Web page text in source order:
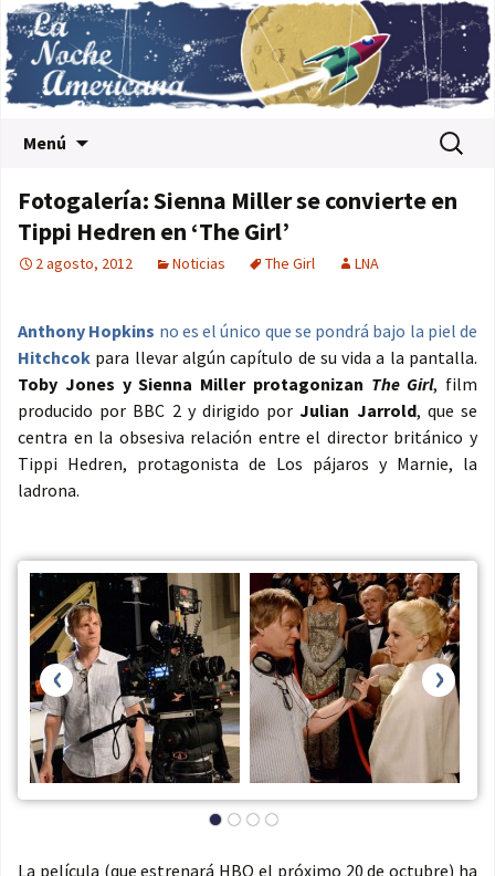
Menú Buscar:
Fotogalería: Sienna Miller se convierte en
Tippi Hedren en ‘The Girl’
2 agosto, 2012 Noticias The Girl LNA
Anthony Hopkins no es el único que se pondrá bajo la piel de
Hitchcok para llevar algún capítulo de su vida a la pantalla.
Toby Jones y Sienna Miller protagonizan The Girl, film
producido por BBC 2 y dirigido porJulian Jarrold, que se
centra en la obsesiva relación entre el director británico y
Tippi Hedren, protagonista de Los pájaros y Marnie, la
ladrona.
‹ ›
La película (que estrenará HBO el próximo 20 de octubre) ha